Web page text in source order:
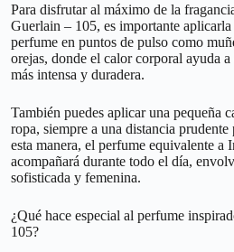
Para disfrutar al máximo de la
Guerlain – 105, es importante
perfume en puntos de pulso como
orejas, donde el calor corporal ayuda
más intensa y duradera.
También puedes aplicar una pequeña
ropa, siempre a una distancia
esta manera, el perfume equivalente a
acompañará durante todo el día,
sofisticada y femenina.
¿Qué hace especial al perfume
105?